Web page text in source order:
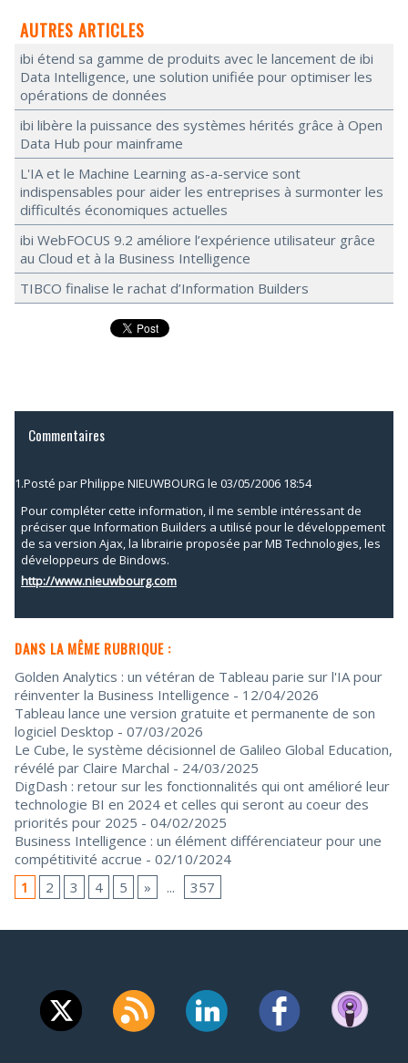
AUTRES ARTICLES
ibi étend sa gamme de produits avec le lancement de ibi
Data Intelligence, une solution unifiée pour optimiser les
opérations de données
ibi libère la puissance des systèmes hérités grâce à Open
Data Hub pour mainframe
L'IA et le Machine Learning as-a-service sont
indispensables pour aider les entreprises à surmonter les
difficultés économiques actuelles
ibi WebFOCUS 9.2 améliore l’expérience utilisateur grâce
au Cloud et à la Business Intelligence
TIBCO finalise le rachat d’Information Builders
Commentaires
1.Posté parPhilippe NIEUWBOURG le 03/05/2006 18:54
Pour compléter cette information, il me semble intéressant de
préciser que Information Builders a utilisé pour le développement
de sa version Ajax, la librairie proposée par MB Technologies, les
développeurs de Bindows.
http://www.nieuwbourg.com
DANS LA MÊME RUBRIQUE :
Golden Analytics : un vétéran de Tableau parie sur l'IA pour
réinventer la Business Intelligence - 12/04/2026
Tableau lance une version gratuite et permanente de son
logiciel Desktop - 07/03/2026
Le Cube, le système décisionnel de Galileo Global Education,
révélé par Claire Marchal - 24/03/2025
DigDash : retour sur les fonctionnalités qui ont amélioré leur
technologie BI en 2024 et celles qui seront au coeur des
priorités pour 2025 - 04/02/2025
Business Intelligence : un élément différenciateur pour une
compétitivité accrue - 02/10/2024
1
2 3 4 5 » ... 357